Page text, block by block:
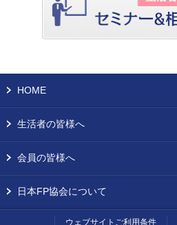
HOME
生活者の皆様へ
会員の皆様へ
日本FP協会について
ウェブサイトご利用条件